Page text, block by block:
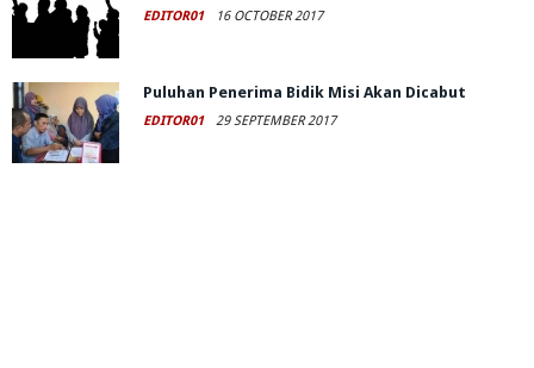
EDITOR01 16 OCTOBER 2017
Puluhan Penerima Bidik Misi Akan Dicabut
EDITOR01 29 SEPTEMBER 2017